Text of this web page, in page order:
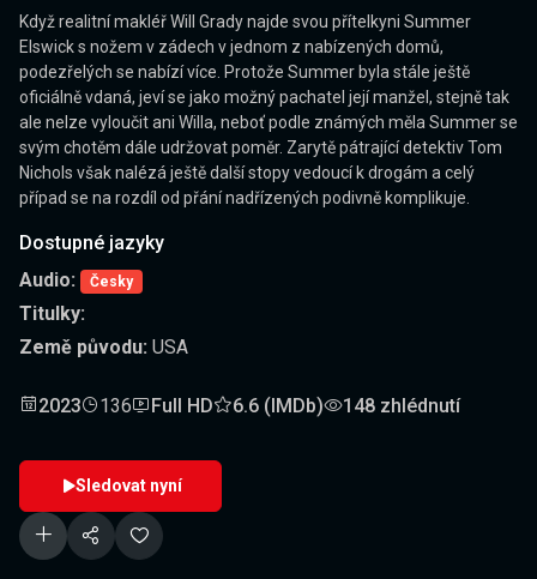
Když realitní makléř Will Grady najde svou přítelkyni Summer
Elswick s nožem v zádech v jednom z nabízených domů,
podezřelých se nabízí více. Protože Summer byla stále ještě
oficiálně vdaná, jeví se jako možný pachatel její manžel, stejně tak
ale nelze vyloučit ani Willa, neboť podle známých měla Summer se
svým chotěm dále udržovat poměr. Zarytě pátrající detektiv Tom
Nichols však nalézá ještě další stopy vedoucí k drogám a celý
případ se na rozdíl od přání nadřízených podivně komplikuje.
Dostupné jazyky
Audio:
Česky
Titulky:
Země původu: USA
2023 136 Full HD 6.6 (IMDb) 148 zhlédnutí
Sledovat nyní